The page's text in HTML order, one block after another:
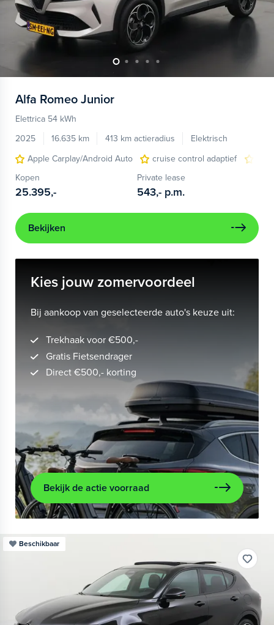
Alfa Romeo Junior
Elettrica 54 kWh
2025
16.635 km 413 km actieradius
Elektrisch
Apple Carplay/Android Auto
cruise control adaptief
Kopen
25.395,-
Private lease
543,- p.m.
Bekijken
Kies jouw zomervoordeel
Bij aankoop van geselecteerde auto's keuze uit:
Trekhaak voor €500,-
Gratis Fietsendrager
Direct €500,- korting
Bekijk de actie voorraad
Beschikbaar